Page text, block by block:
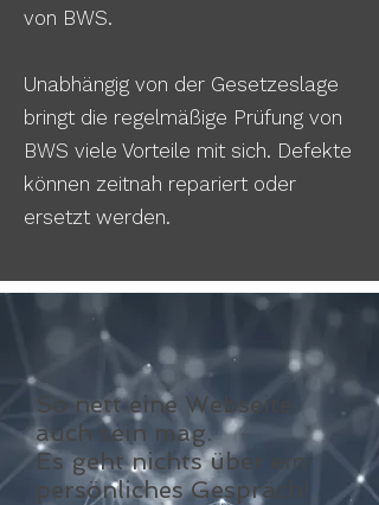
von BWS.
Unabhängig von der Gesetzeslage
bringt die regelmäßige Prüfung von
BWS viele Vorteile mit sich. Defekte
können zeitnah repariert oder
ersetzt werden.
So nett eine Webseite
auch sein mag.
Es geht nichts über ein
persönliches Gespräch!